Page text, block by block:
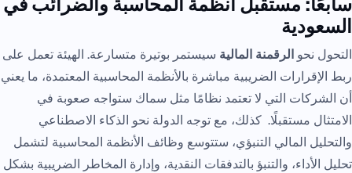
السعودية
التحول نحو الرقمنة المالية سيستمر بوتيرة متسارعة. الهيئة تعمل على
ربط الإقرارات الضريبية مباشرة بالأنظمة المحاسبية المعتمدة، ما يعني
أن الشركات التي لا تعتمد نظامًا مثل سماك ستواجه صعوبة في
الامتثال مستقبلًا. كذلك، مع توجه الدولة نحو الذكاء الاصطناعي
والتحليل المالي التنبؤي، ستتوسع وظائف الأنظمة المحاسبية لتشمل
تحليل الأداء، والتنبؤ بالتدفقات النقدية، وإدارة المخاطر الضريبية بشكل